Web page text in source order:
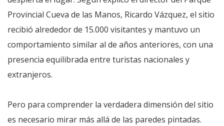
Provincial Cueva de las Manos, Ricardo Vázquez, el sitio
recibió alrededor de 15.000 visitantes y mantuvo un
comportamiento similar al de años anteriores, con una
presencia equilibrada entre turistas nacionales y
extranjeros.
Pero para comprender la verdadera dimensión del sitio
es necesario mirar más allá de las paredes pintadas.